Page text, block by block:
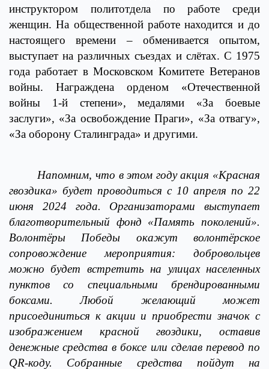
инструктором политотдела по работе среди
женщин. На общественной работе находится и до
настоящего времени – обменивается опытом,
выступает на различных съездах и слётах. С 1975
года работает в Московском Комитете Ветеранов
войны. Награждена орденом «Отечественной
войны 1-й степени», медалями «За боевые
заслуги», «За освобождение Праги», «За отвагу»,
«За оборону Сталинграда» и другими.
Напомним, что в этом году акция «Красная
гвоздика» будет проводиться с 10 апреля по 22
июня 2024 года. Организаторами выступает
благотворительный фонд «Память поколений».
Волонтёры Победы окажут волонтёрское
сопровождение мероприятия: добровольцев
можно будет встретить на улицах населенных
пунктов со специальными брендированными
боксами. Любой желающий может
присоединиться к акции и приобрести значок с
изображением красной гвоздики, оставив
денежные средства в боксе или сделав перевод по
QR-коду. Собранные средства пойдут на